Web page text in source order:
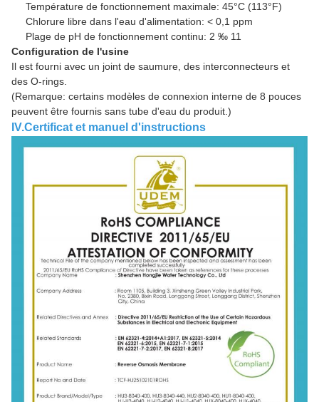
Température de fonctionnement maximale: 45°C (113°F)
Chlorure libre dans l'eau d'alimentation: < 0,1 ppm
Plage de pH de fonctionnement continu: 2 ‰ 11
Configuration de l'usine
Il est fourni avec un joint de saumure, des interconnecteurs et
des O-rings.
(Remarque: certains modèles de connexion interne de 8 pouces
peuvent être fournis sans tube d'eau du produit.)
IV.Certificat et manuel d'instructions